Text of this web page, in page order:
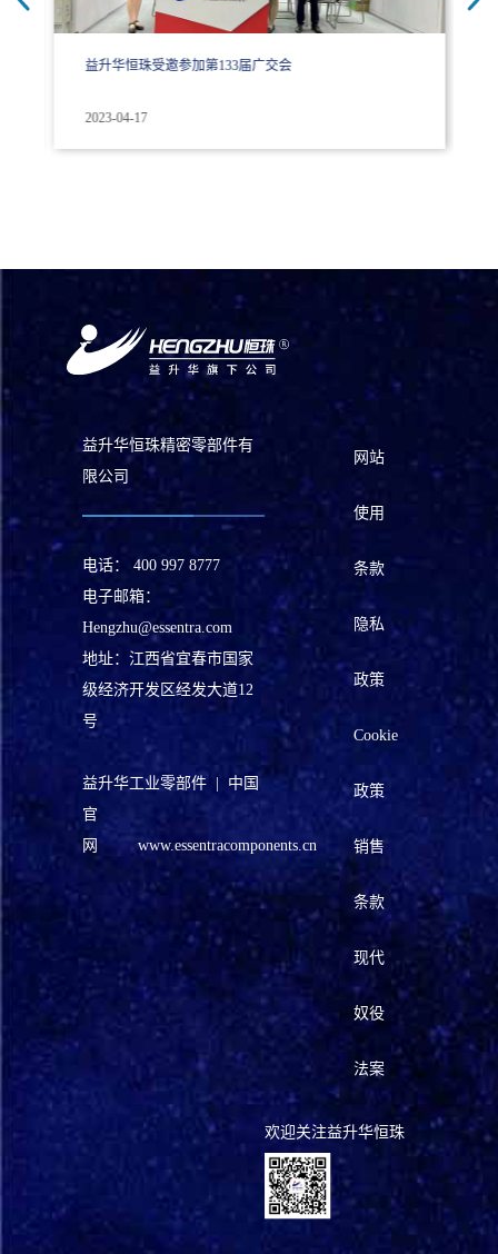
益升华恒珠受邀参加第133届广交会
2023-04-17
益升华恒珠精密零部件有
限公司
电话： 400 997 8777
电子邮箱：
Hengzhu@essentra.com
地址：江西省宜春市国家
级经济开发区经发大道12
号
益升华工业零部件 | 中国
官
网 www.essentracomponents.cn
网站
使用
条款
隐私
政策
Cookie
政策
销售
条款
现代
奴役
法案
欢迎关注益升华恒珠